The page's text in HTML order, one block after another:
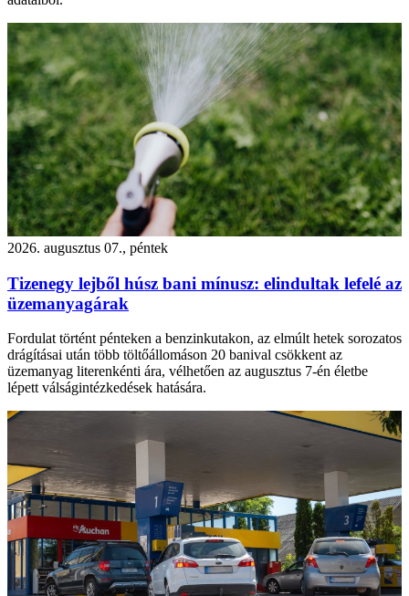
2026. augusztus 07., péntek
Tizenegy lejből húsz bani mínusz: elindultak lefelé az
üzemanyagárak
Fordulat történt pénteken a benzinkutakon, az elmúlt hetek sorozatos
drágításai után több töltőállomáson 20 banival csökkent az
üzemanyag literenkénti ára, vélhetően az augusztus 7-én életbe
lépett válságintézkedések hatására.